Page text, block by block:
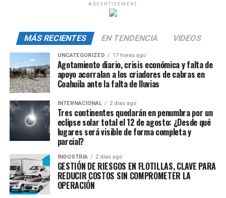
ADVERTISEMENT
MÁS RECIENTES EN TENDENCIA VIDEOS
UNCATEGORIZED 17 horas ago
Agotamiento diario, crisis económica y falta de
apoyo acorralan a los criadores de cabras en
Coahuila ante la falta de lluvias
INTERNACIONAL 2 días ago
Tres continentes quedarán en penumbra por un
eclipse solar total el 12 de agosto: ¿Desde qué
lugares será visible de forma completa y
parcial?
INDUSTRIA 2 días ago
GESTIÓN DE RIESGOS EN FLOTILLAS, CLAVE PARA
REDUCIR COSTOS SIN COMPROMETER LA
OPERACIÓN